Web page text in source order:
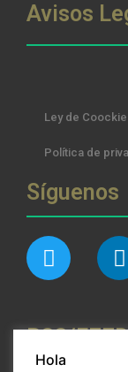
Avisos
Ley de
Política de
Síguenos
RSS/FEED
Hola